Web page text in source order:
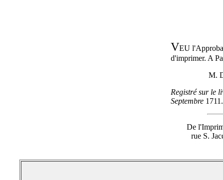
VEU
d'imprimer. A
M.
Registré sur le
Septembre
De
rue S.